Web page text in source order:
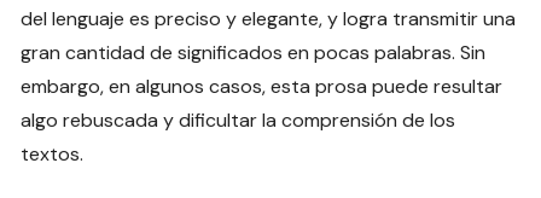
del lenguaje es preciso y elegante, y logra transmitir una
gran cantidad de significados en pocas palabras. Sin
embargo, en algunos casos, esta prosa puede resultar
algo rebuscada y dificultar la comprensión de los
textos.